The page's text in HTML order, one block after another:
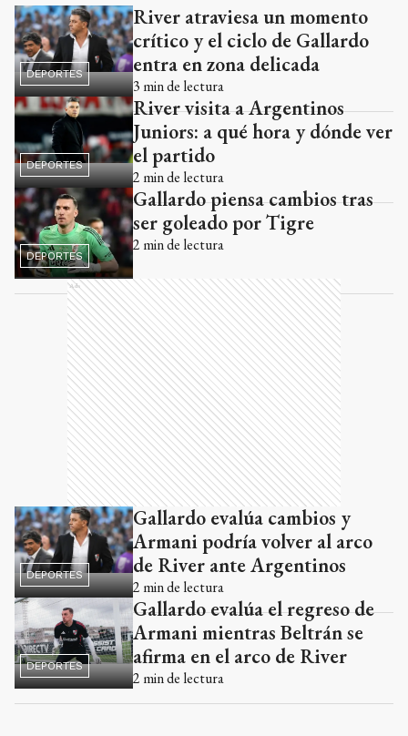
DEPORTES
River atraviesa un momento
crítico y el ciclo de Gallardo
entra en zona delicada
3 min de lectura
DEPORTES
River visita a Argentinos
Juniors: a qué hora y dónde ver
el partido
2 min de lectura
DEPORTES
Gallardo piensa cambios tras
ser goleado por Tigre
2 min de lectura
Ads
DEPORTES
Gallardo evalúa cambios y
Armani podría volver al arco
de River ante Argentinos
2 min de lectura
DEPORTES
Gallardo evalúa el regreso de
Armani mientras Beltrán se
afirma en el arco de River
2 min de lectura